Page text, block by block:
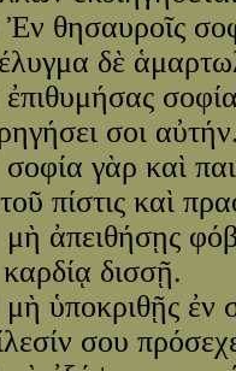
Ἐν θησαυροῖς
δὲ
ἐπιθυμήσας
σοι
σοφία γὰρ καὶ
πίστις καὶ
μὴ ἀπειθήσῃς
δισσῇ.
μὴ ὑποκριθῇς ἐν
σου